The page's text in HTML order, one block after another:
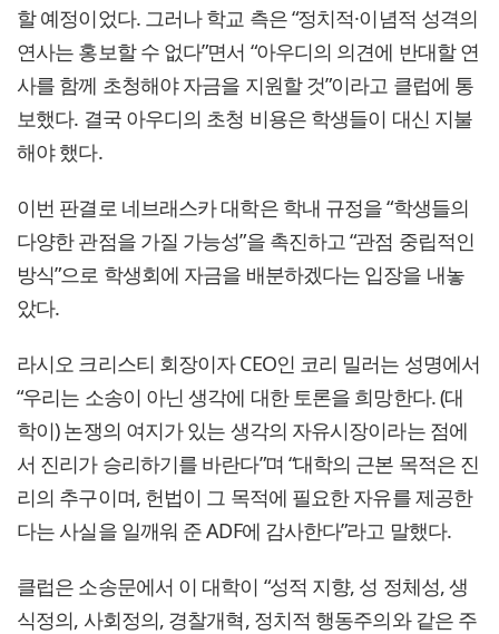
할 예정이었다. 그러나 학교 측은 “정치적·이념적 성격의
연사는 홍보할 수 없다”면서 “아우디의 의견에 반대할 연
사를 함께 초청해야 자금을 지원할 것”이라고 클럽에 통
보했다. 결국 아우디의 초청 비용은 학생들이 대신 지불
해야 했다.
이번 판결로 네브래스카 대학은 학내 규정을 “학생들의
다양한 관점을 가질 가능성”을 촉진하고 “관점 중립적인
방식”으로 학생회에 자금을 배분하겠다는 입장을 내놓
았다.
라시오 크리스티 회장이자 CEO인 코리 밀러는 성명에서
“우리는 소송이 아닌 생각에 대한 토론을 희망한다. (대
학이) 논쟁의 여지가 있는 생각의 자유시장이라는 점에
서 진리가 승리하기를 바란다”며 “대학의 근본 목적은 진
리의 추구이며, 헌법이 그 목적에 필요한 자유를 제공한
다는 사실을 일깨워 준 ADF에 감사한다”라고 말했다.
클럽은 소송문에서 이 대학이 “성적 지향, 성 정체성, 생
식정의, 사회정의, 경찰개혁, 정치적 행동주의와 같은 주